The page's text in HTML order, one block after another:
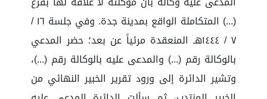
(...) المتكاملة الواقع بمدينة جدة. وفي جلسة ١٦ /
٧ / ١٤٤٤هـ المنعقدة مرئياً عن بعد؛ حضر المدعي
بالوكالة رقم (...) والمدعى عليه بالوكالة رقم (...)،
وتشير الدائرة إلى ورود تقرير الخبير النهائي من